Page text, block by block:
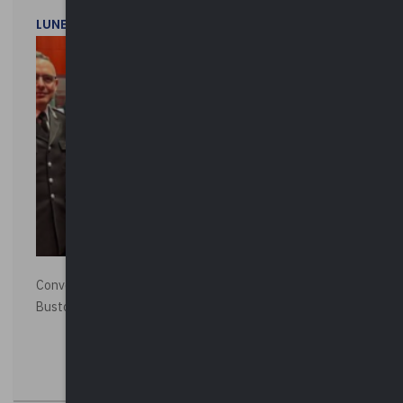
LUNEDì 1 DICEMBRE 2025
Convegno “La Polizia Locale per la sicurezza della città”,
Busto Arsizio